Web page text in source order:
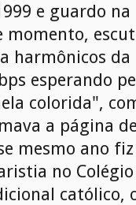
e guardo
momento,
harmônicos da
esperando
colorida",
a página
mesmo ano
no
católico,